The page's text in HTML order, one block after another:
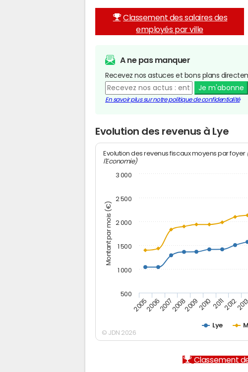
Classement des salaires des
employés par ville
A ne pas manquer
Recevez nos astuces et bons plans
Je m'abonne
En savoir plus sur notre politique de confidentialité
Evolution des revenus à Lye
Montant par mois (€)
Evolution des revenus fiscaux moyens par foyer
l'Economie)
Lye
200520062007200820092010 20112012
500
1 000
1 500
2 000
2 500
3 000
© JDN 2026
Classement